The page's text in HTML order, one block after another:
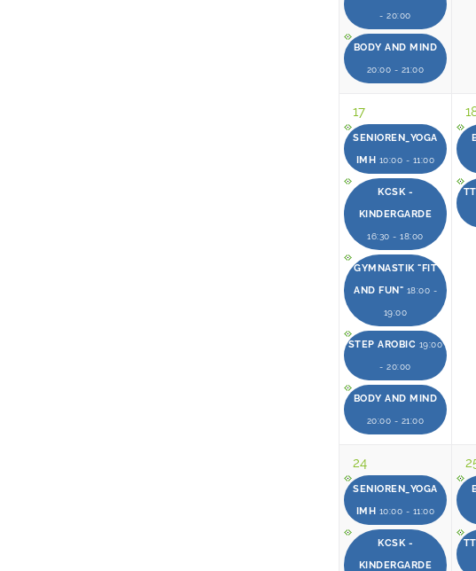
- 20:00
BODY AND MIND
20:00 - 21:00
17
SENIOREN_YOGA
IMH 10:00 - 11:00
KCSK -
KINDERGARDE
16:30 - 18:00
GYMNASTIK "FIT
AND FUN" 18:00 -
19:00
STEP AROBIC 19:00
- 20:00
BODY AND MIND
20:00 - 21:00
24
SENIOREN_YOGA
IMH 10:00 - 11:00
KCSK -
KINDERGARDE